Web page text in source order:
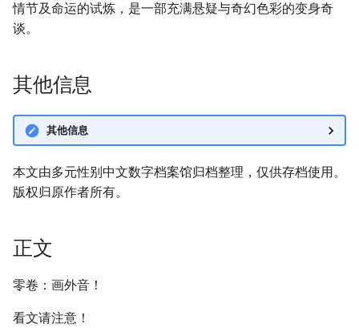
情节及命运的试炼，是一部充满悬疑与奇幻色彩的变身奇
谈。
其他信息
其他信息
本文由多元性别中文数字档案馆归档整理，仅供存档使用。
版权归原作者所有。
正文
零卷：画外音！
看文请注意！